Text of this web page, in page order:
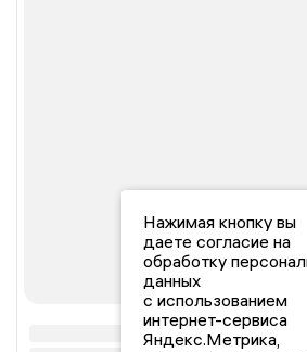
Нажимая кнопку вы
даете согласие на
обработку
данных
с использованием
интернет-сервиса
Яндекс.Метрика,